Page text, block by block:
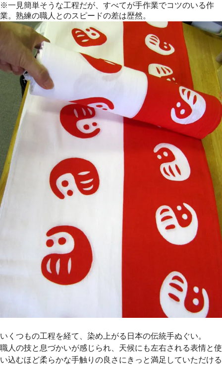
※一見簡単そうな工程だが、すべてが手作業でコツのいる作
業。熟練の職人とのスピードの差は歴然。
いくつもの工程を経て、染め上がる日本の伝統手ぬぐい。
職人の技と息づかいが感じられ、天候にも左右される表情と使
い込むほど柔らかな手触りの良さにきっと満足していただける